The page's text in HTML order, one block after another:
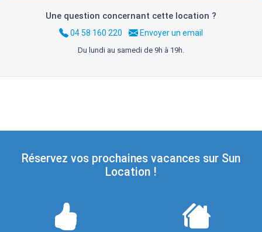
Une question concernant cette location ?
04 58 160 220 Envoyer un email
Du lundi au samedi de 9h à 19h.
Réservez vos prochaines vacances sur Sun
Location !